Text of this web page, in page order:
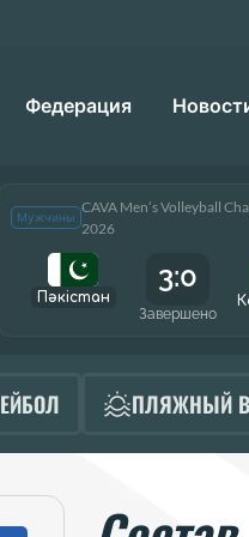
Федерация
Мужчины
CAVA Men’s Volleyball
2026
Пәкістан
3:0
Завершено
ПЛЯЖНЫЙ